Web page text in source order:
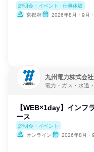
説明会・イベント
仕事体験
京都府
2026年8月・9月
九州電力株式会社
電力・ガス・水道
【WEB×1day】インフ
ース
説明会・イベント
オンライン
2026年8月・